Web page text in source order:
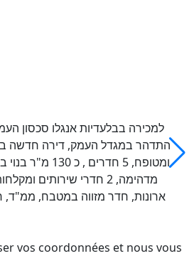
למכירה בבלעדיות אנגלו סכסון
התדהר במגדל העמק, דירה חדשה
ומטופח, 5
מדהימה, 2 חדרי
ארונות, חדר מזווה במטבח, ממ"ד,
vos coordonnées et nous vous